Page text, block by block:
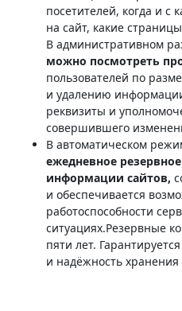
посетителей, когда и с
на сайт, какие
В административном
можно посмотреть
пользователей по
и удалению
реквизиты и
совершившего
В автоматическом
ежедневное
информации сайтов,
и обеспечивается
работоспособности
ситуациях.Резервные
пяти лет.
и надёжность